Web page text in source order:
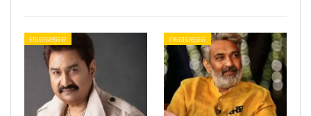
ମନୋରଞ୍ଜନ ମନୋରଞ୍ଜନ